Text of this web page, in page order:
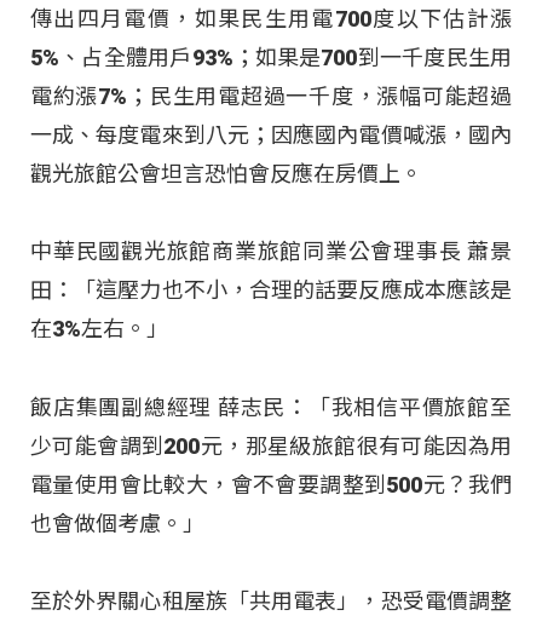
傳出四月電價，如果民生用電700度以下估計漲
5%、占全體用戶93%；如果是700到一千度民生用
電約漲7%；民生用電超過一千度，漲幅可能超過
一成、每度電來到八元；因應國內電價喊漲，國內
觀光旅館公會坦言恐怕會反應在房價上。
中華民國觀光旅館商業旅館同業公會理事長 蕭景
田：「這壓力也不小，合理的話要反應成本應該是
在3%左右。」
飯店集團副總經理 薛志民：「我相信平價旅館至
少可能會調到200元，那星級旅館很有可能因為用
電量使用會比較大，會不會要調整到500元？我們
也會做個考慮。」
至於外界關心租屋族「共用電表」，恐受電價調整